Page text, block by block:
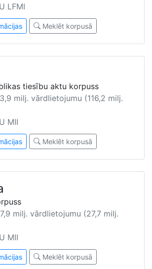
LFMI
Meklēt korpusā
tiesību aktu korpuss
milj. vārdlietojumu (116,2 milj.
MII
Meklēt korpusā
milj. vārdlietojumu (27,7 milj.
MII
Meklēt korpusā